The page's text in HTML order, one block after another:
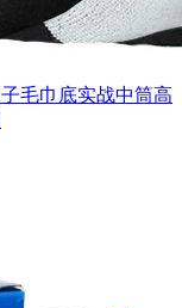
毛巾底实战中筒高